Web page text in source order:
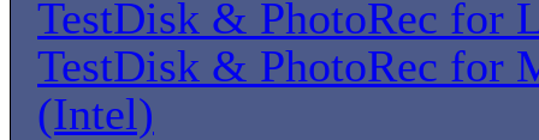
TestDisk & PhotoRec for
TestDisk & PhotoRec for
(Intel)